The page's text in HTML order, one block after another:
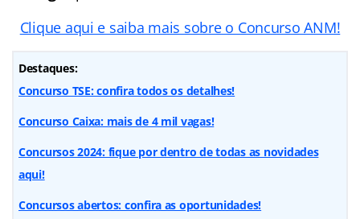
Clique aqui e saiba mais sobre o Concurso ANM!
Destaques:
Concurso TSE: confira todos os detalhes!
Concurso Caixa: mais de 4 mil vagas!
Concursos 2024: fique por dentro de todas as novidades
aqui!
Concursos abertos: confira as oportunidades!